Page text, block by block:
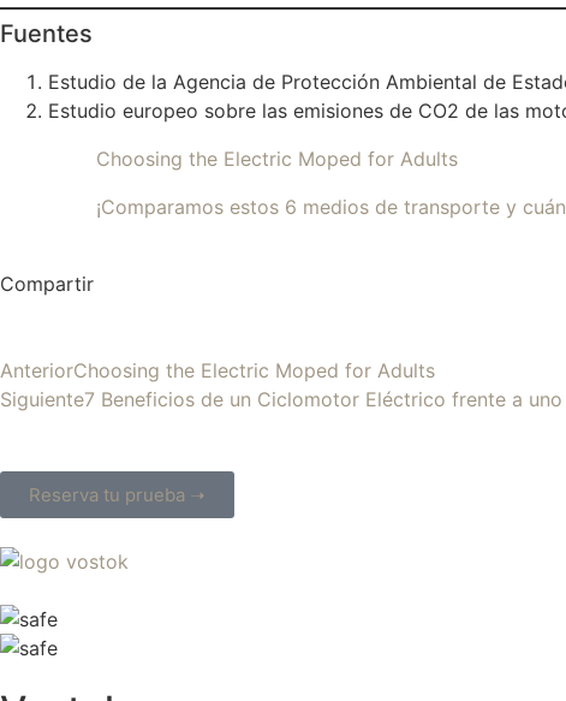
Fuentes
Estudio de la Agencia de Protección Ambiental de
Estudio europeo sobre las emisiones de CO2 de las
Choosing the Electric Moped for Adults
¡Comparamos estos 6 medios de transporte y
Compartir
AnteriorChoosing the Electric Moped for Adults
Siguiente7 Beneficios de un Ciclomotor Eléctrico frente a uno
Reserva tu prueba ➝